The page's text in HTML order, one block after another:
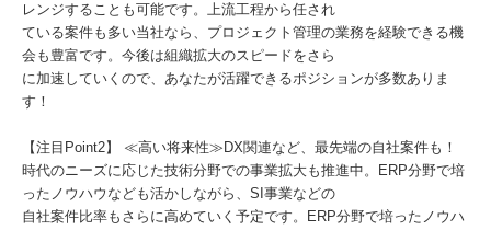
レンジすることも可能です。上流工程から任され
ている案件も多い当社なら、プロジェクト管理の業務を経験できる機
会も豊富です。今後は組織拡大のスピードをさら
に加速していくので、あなたが活躍できるポジションが多数ありま
す！
【注目Point2】 ≪高い将来性≫DX関連など、最先端の自社案件も！
時代のニーズに応じた技術分野での事業拡大も推進中。ERP分野で培
ったノウハウなども活かしながら、SI事業などの
自社案件比率もさらに高めていく予定です。ERP分野で培ったノウハ